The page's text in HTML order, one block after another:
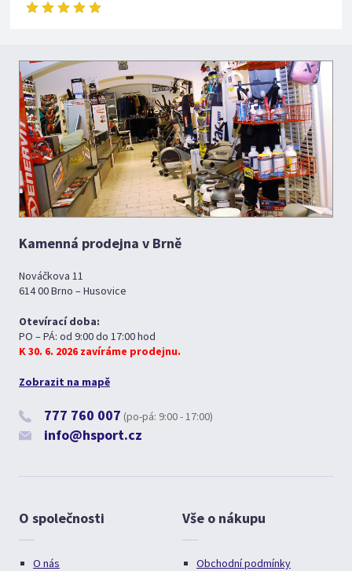
Kamenná prodejna v Brně
Nováčkova 11
614 00 Brno – Husovice
Otevírací doba:
PO – PÁ: od 9:00 do 17:00 hod
K 30. 6. 2026 zavíráme prodejnu.
Zobrazit na mapě
777 760 007 (po-pá: 9:00 - 17:00)
info@hsport.cz
O společnosti
O nás
Vše o nákupu
Obchodní podmínky